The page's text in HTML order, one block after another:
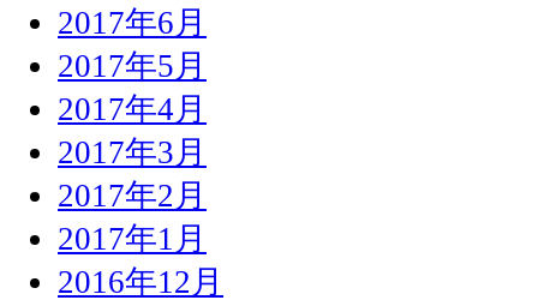
2017年6月
2017年5月
2017年4月
2017年3月
2017年2月
2017年1月
2016年12月